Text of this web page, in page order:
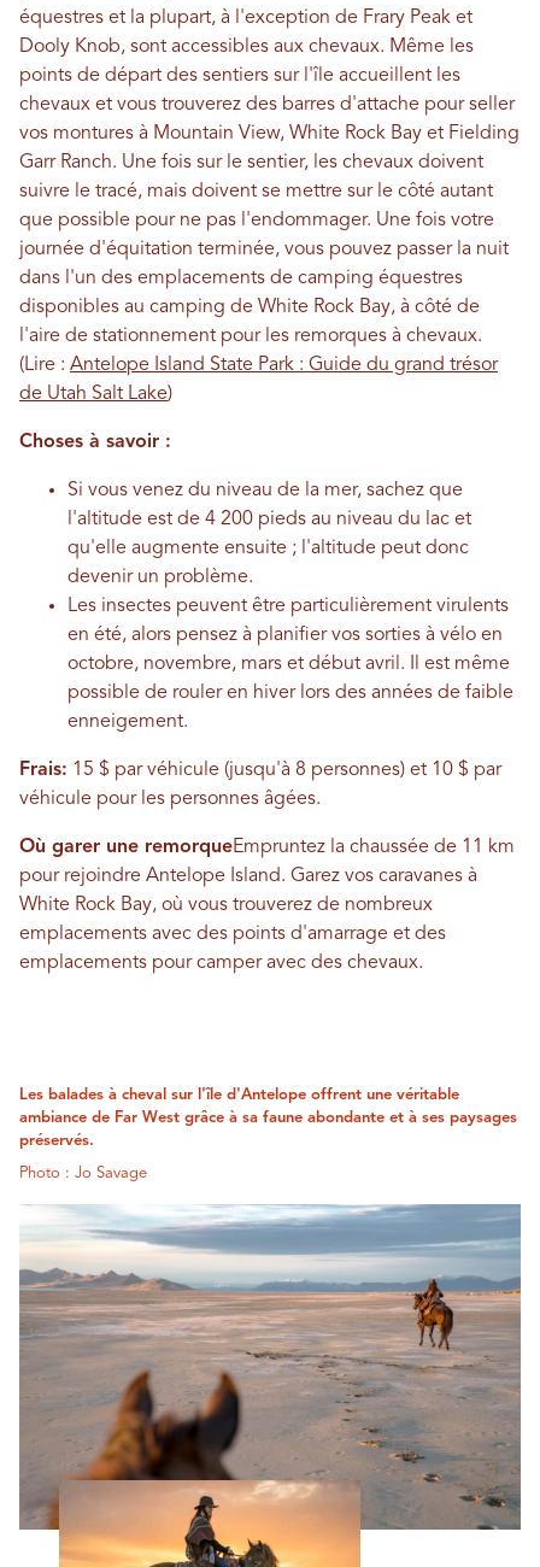
équestres et la plupart, à l'exception de Frary Peak et
Dooly Knob, sont accessibles aux chevaux. Même les
points de départ des sentiers sur l'île accueillent les
chevaux et vous trouverez des barres d'attache pour seller
vos montures à Mountain View, White Rock Bay et Fielding
Garr Ranch. Une fois sur le sentier, les chevaux doivent
suivre le tracé, mais doivent se mettre sur le côté autant
que possible pour ne pas l'endommager. Une fois votre
journée d'équitation terminée, vous pouvez passer la nuit
dans l'un des emplacements de camping équestres
disponibles au camping de White Rock Bay, à côté de
l'aire de stationnement pour les remorques à chevaux.
(Lire : Antelope Island State Park : Guide du grand trésor
de Utah Salt Lake)
Choses à savoir :
Si vous venez du niveau de la mer, sachez que
l'altitude est de 4 200 pieds au niveau du lac et
qu'elle augmente ensuite ; l'altitude peut donc
devenir un problème.
Les insectes peuvent être particulièrement virulents
en été, alors pensez à planifier vos sorties à vélo en
octobre, novembre, mars et début avril. Il est même
possible de rouler en hiver lors des années de faible
enneigement.
Frais: 15 $ par véhicule (jusqu'à 8 personnes) et 10 $ par
véhicule pour les personnes âgées.
Où garer une remorqueEmpruntez la chaussée de 11 km
pour rejoindre Antelope Island. Garez vos caravanes à
White Rock Bay, où vous trouverez de nombreux
emplacements avec des points d'amarrage et des
emplacements pour camper avec des chevaux.
Les balades à cheval sur l'île d'Antelope offrent une véritable
ambiance de Far West grâce à sa faune abondante et à ses paysages
préservés.
Photo : Jo Savage